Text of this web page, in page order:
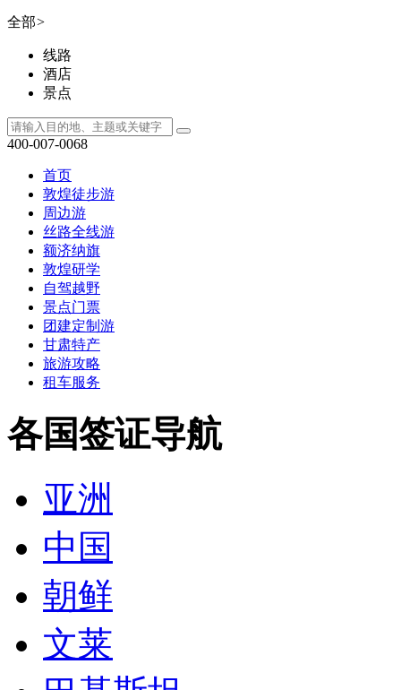
全部>
线路
酒店
景点
400-007-0068
首页
敦煌徒步游
周边游
丝路全线游
额济纳旗
敦煌研学
自驾越野
景点门票
团建定制游
甘肃特产
旅游攻略
租车服务
各国签证导航
亚洲
中国
朝鲜
文莱